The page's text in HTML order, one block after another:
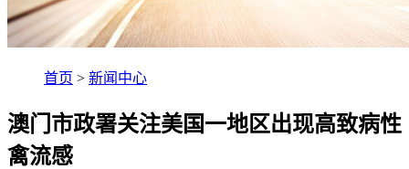
首页 > 新闻中心
澳门市政署关注美国一地区出现高致病性
禽流感